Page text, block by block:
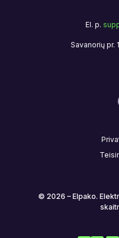
El. p.
Savanorių pr.
© 2026 – Elpako.